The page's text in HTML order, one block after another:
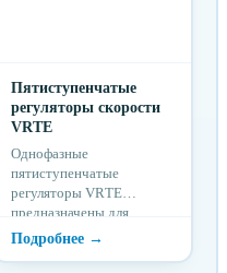
Пятиступенчатые
регуляторы скорости
VRTE
Однофазные
пятиступенчатые
регуляторы VRТЕ
предназначены для
управления скоростью
вращения